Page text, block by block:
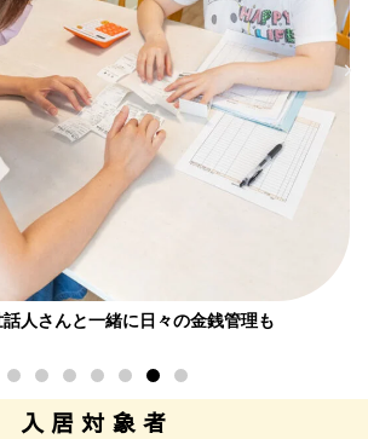
人さんと一緒に日々の金銭管理も
入居対象者